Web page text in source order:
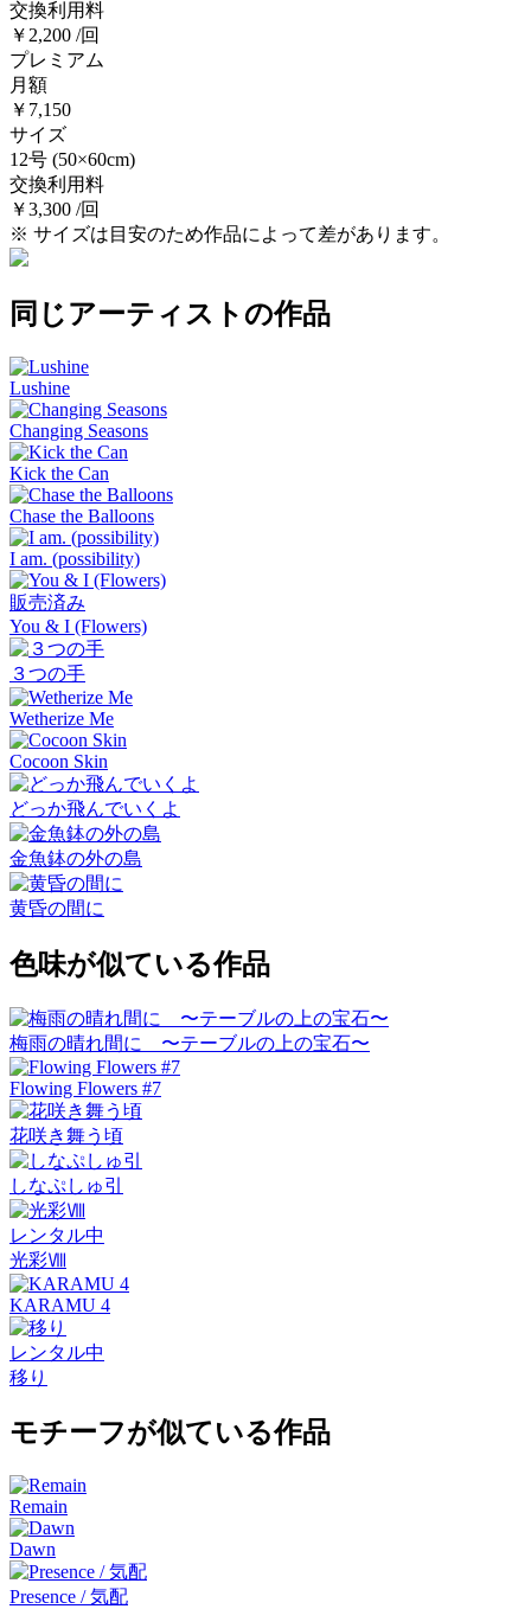
交換利用料
￥2,200 /回
プレミアム
月額
￥7,150
サイズ
12号 (50×60cm)
交換利用料
￥3,300 /回
※ サイズは目安のため作品によって差があります。
同じアーティストの作品
Lushine
Changing Seasons
Kick the Can
Chase the Balloons
I am. (possibility)
販売済み
You & I (Flowers)
３つの手
Wetherize Me
Cocoon Skin
どっか飛んでいくよ
金魚鉢の外の島
黄昏の間に
色味が似ている作品
梅雨の晴れ間に 〜テーブルの上の宝石〜
Flowing Flowers #7
花咲き舞う頃
しなぷしゅ引
レンタル中
光彩Ⅷ
KARAMU 4
レンタル中
移り
モチーフが似ている作品
Remain
Dawn
Presence / 気配